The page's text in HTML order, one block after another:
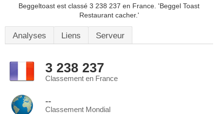
Beggeltoast est classé 3 238 237 en France. 'Beggel Toast
Restaurant cacher.'
Analyses Liens Serveur
3 238 237
Classement en France
--
Classement Mondial